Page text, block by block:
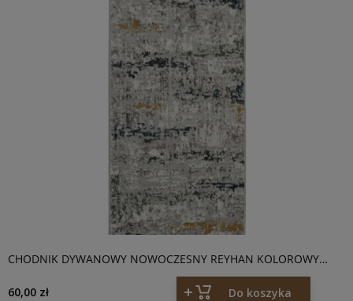
CHODNIK DYWANOWY NOWOCZESNY REYHAN KOLOROWY
60,00 zł
Do koszyka